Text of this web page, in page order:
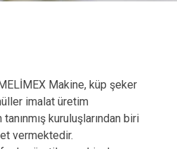
Makine, küp şeker
imalat üretim
kuruluşlarından biri
vermektedir.